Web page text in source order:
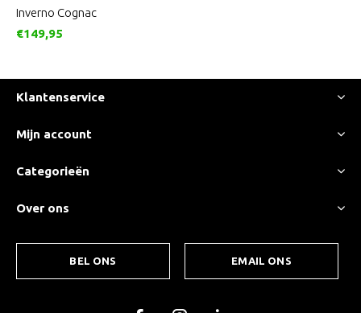
Inverno Cognac
€149,95
Klantenservice
Mijn account
Categorieën
Over ons
BEL ONS EMAIL ONS